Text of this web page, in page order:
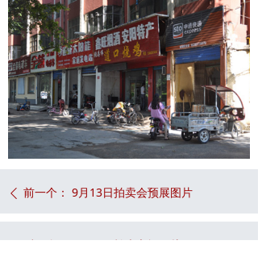
ꄴ 前一个： 9月13日拍卖会预展图片
后一个： 8月29日拍卖车辆图片